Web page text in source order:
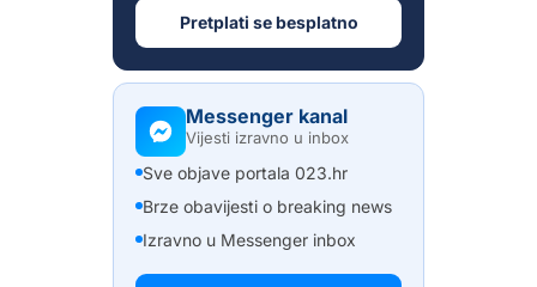
Pretplati se besplatno
Messenger kanal
Vijesti izravno u inbox
Sve objave portala 023.hr
Brze obavijesti o breaking news
Izravno u Messenger inbox